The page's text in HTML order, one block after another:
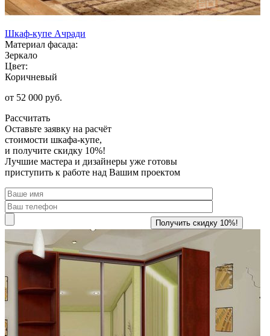
Шкаф-купе Ачради
Материал фасада:
Зеркало
Цвет:
Коричневый
от 52 000 руб.
Рассчитать
Оставьте заявку на расчёт
стоимости шкафа-купе,
и получите скидку 10%!
Лучшие мастера и дизайнеры уже готовы
приступить к работе над Вашим проектом